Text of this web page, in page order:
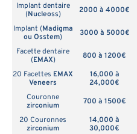
Implant dentaire
(Nucleoss) 2000 à 4000€
Implant (Madigma
ou Osstem) 3000 à 5000€
Facette dentaire
(EMAX) 800 à 1200€
20 Facettes EMAX
Veneers
16,000 à
24,000€
Couronne
zirconium
700 à 1500€
20 Couronnes
zirconium
14,000 à
30,000€